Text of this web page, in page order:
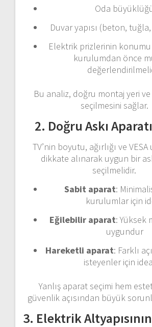
Oda
Duvar yapısı (beton,
Elektrik prizlerinin
kurulumdan önce
Bu analiz, doğru montaj yeri
seçilmesini sağlar.
2. Doğru Askı
TV’nin boyutu, ağırlığı ve
dikkate alınarak uygun bir
seçilmelidir.
Sabit aparat:
kurulumlar için
Eğilebilir aparat: Yüksek
uygundur
Hareketli aparat: Farklı
isteyenler için
Yanlış aparat seçimi hem
güvenlik açısından büyük
3. Elektrik